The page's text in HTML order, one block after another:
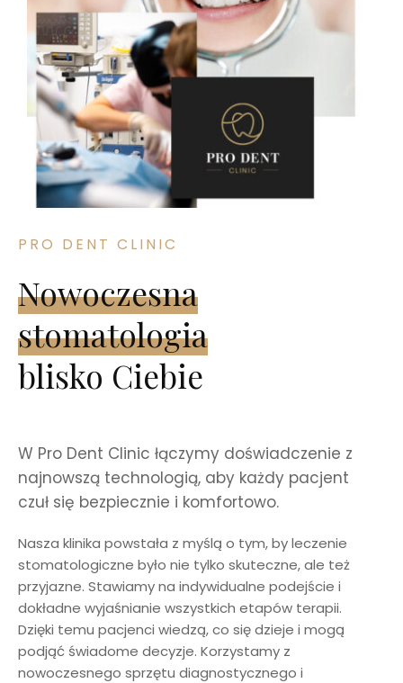
PRO DENT CLINIC
Nowoczesna
stomatologia
blisko Ciebie
W Pro Dent Clinic łączymy doświadczenie z
najnowszą technologią, aby każdy pacjent
czuł się bezpiecznie i komfortowo.
Nasza klinika powstała z myślą o tym, by leczenie
stomatologiczne było nie tylko skuteczne, ale też
przyjazne. Stawiamy na indywidualne podejście i
dokładne wyjaśnianie wszystkich etapów terapii.
Dzięki temu pacjenci wiedzą, co się dzieje i mogą
podjąć świadome decyzje. Korzystamy z
nowoczesnego sprzętu diagnostycznego i